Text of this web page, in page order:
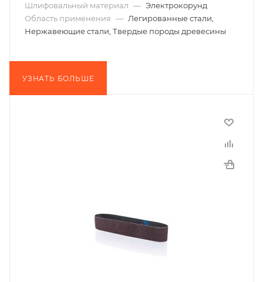
Шлифовальный материал — Электрокорунд
Область применения — Легированные стали,
Нержавеющие стали, Твердые породы древесины
УЗНАТЬ БОЛЬШЕ